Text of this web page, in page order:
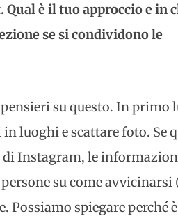
è il tuo approccio e in
se si condividono le
su questo. In primo
luoghi e scattare foto. Se
Instagram, le
su come avvicinarsi
Possiamo spiegare perché è